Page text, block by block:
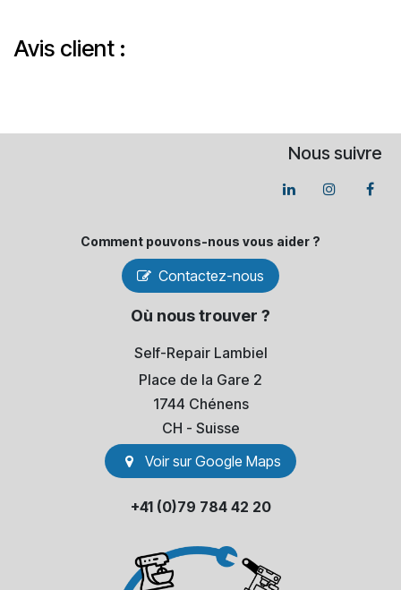
Avis client :
Nous suivre
Comment pouvons-​nous vous aider ?
Contactez-nous
Où nous trouver ?
Self-Repair Lambiel
Place de la Gare 2
1744 Chénens
​CH - Suisse
Voir sur Go​​ogle Maps
+41 (0)79 784 42 20